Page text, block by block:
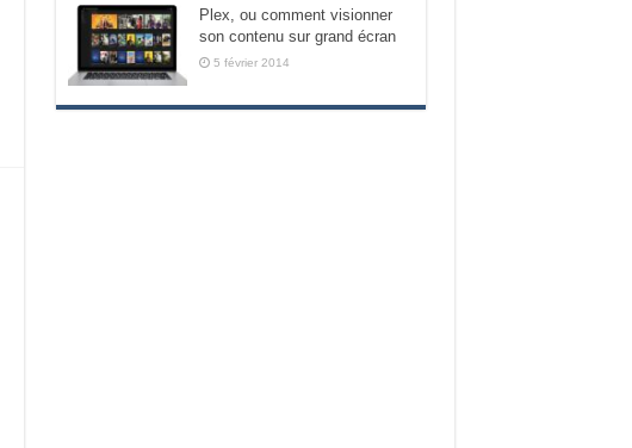
Plex, ou comment visionner
son contenu sur grand écran
5 février 2014